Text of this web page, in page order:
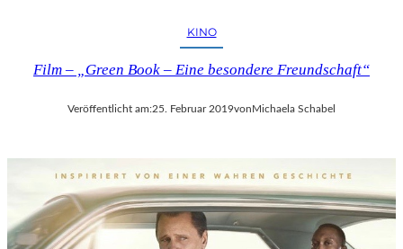
KINO
Film – „Green Book – Eine besondere Freundschaft“
Veröffentlicht am:25. Februar 2019von Michaela Schabel